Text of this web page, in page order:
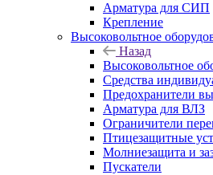
Арматура для СИП
Крепление
Высоковольтное
Назад
Высоковольтное
Средства
Предохранители
Арматура для ВЛЗ
Ограничители
Птицезащитные
Молниезащита и
Пускатели